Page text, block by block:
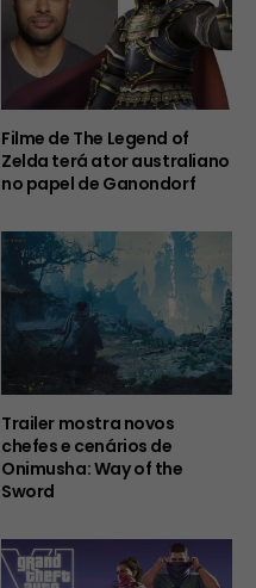
Filme de The Legend of
Zelda terá ator australiano
no papel de Ganondorf
Trailer mostra novos
chefes e cenários de
Onimusha: Way of the
Sword